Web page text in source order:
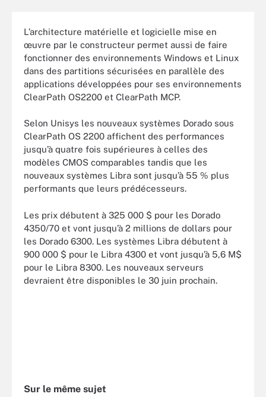
L’architecture matérielle et logicielle mise en
œuvre par le constructeur permet aussi de faire
fonctionner des environnements Windows et Linux
dans des partitions sécurisées en parallèle des
applications développées pour ses environnements
ClearPath OS2200 et ClearPath MCP.
Selon Unisys les nouveaux systèmes Dorado sous
ClearPath OS 2200 affichent des performances
jusqu’à quatre fois supérieures à celles des
modèles CMOS comparables tandis que les
nouveaux systèmes Libra sont jusqu’à 55 % plus
performants que leurs prédécesseurs.
Les prix débutent à 325 000 $ pour les Dorado
4350/70 et vont jusqu’à 2 millions de dollars pour
les Dorado 6300. Les systèmes Libra débutent à
900 000 $ pour le Libra 4300 et vont jusqu’à 5,6 M$
pour le Libra 8300. Les nouveaux serveurs
devraient être disponibles le 30 juin prochain.
Sur le même sujet